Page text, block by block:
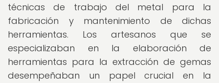
técnicas de trabajo del metal para la
fabricación y mantenimiento de dichas
herramientas. Los artesanos que se
especializaban en la elaboración de
herramientas para la extracción de gemas
desempeñaban un papel crucial en la